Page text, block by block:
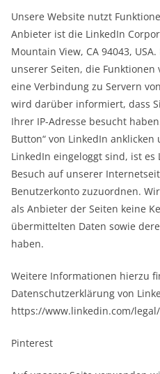
Unsere Website nutzt
Anbieter ist die LinkedIn
Mountain View, CA 94043,
unserer Seiten, die
eine Verbindung zu Servern
wird darüber informiert, dass
Ihrer IP-Adresse besucht
Button“ von LinkedIn
LinkedIn eingeloggt sind, ist
Besuch auf unserer
Benutzerkonto zuzuordnen.
als Anbieter der Seiten keine
übermittelten Daten sowie
haben.
Weitere Informationen hierzu
Datenschutzerklärung von
https://www.linkedin.com/
Pinterest